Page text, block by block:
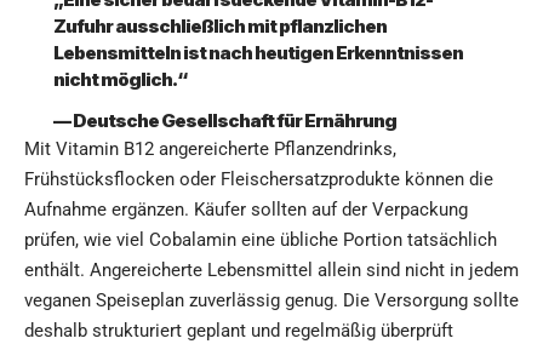
Zufuhr ausschließlich mit pflanzlichen
Lebensmitteln ist nach heutigen Erkenntnissen
nicht möglich.“
— Deutsche Gesellschaft für Ernährung
Mit Vitamin B12 angereicherte Pflanzendrinks,
Frühstücksflocken oder Fleischersatzprodukte können die
Aufnahme ergänzen. Käufer sollten auf der Verpackung
prüfen, wie viel Cobalamin eine übliche Portion tatsächlich
enthält. Angereicherte Lebensmittel allein sind nicht in jedem
veganen Speiseplan zuverlässig genug. Die Versorgung sollte
deshalb strukturiert geplant und regelmäßig überprüft